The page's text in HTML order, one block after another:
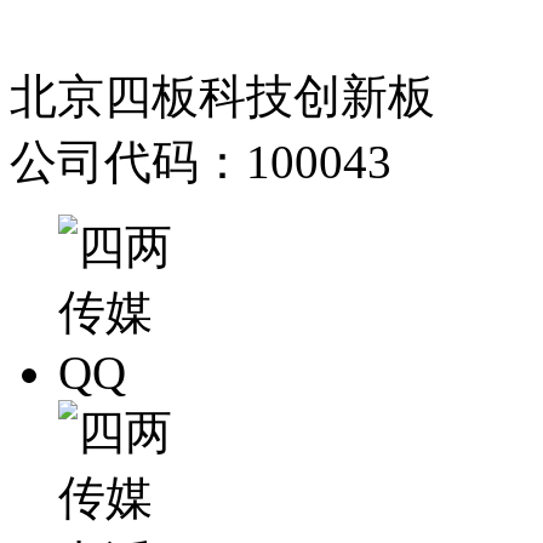
北京四板科技创新板
公司代码：100043